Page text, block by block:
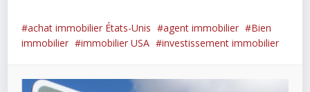
achat immobilier États-Unis agent immobilier
Bien
immobilier
immobilier USA investissement immobilier